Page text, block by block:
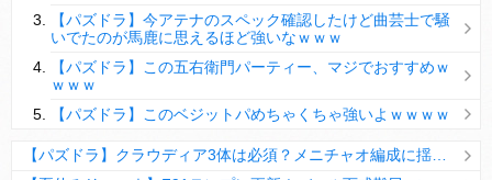
Powered by livedoor 相互RSS
【パズドラ】今アテナのスペック確認したけど曲芸士で騒
いでたのが馬鹿に思えるほど強いなｗｗｗ
【パズドラ】この五右衛門パーティー、マジでおすすめｗ
ｗｗｗ
【パズドラ】このベジットパめちゃくちゃ強いよｗｗｗｗ